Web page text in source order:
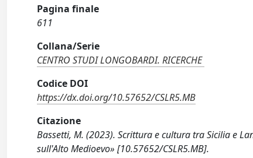
Pagina finale
611
Collana/Serie
CENTRO STUDI LONGOBARDI. RICERCHE
Codice DOI
https://dx.doi.org/10.57652/CSLR5.MB
Citazione
Bassetti, M. (2023). Scrittura e cultura tra Sicilia e
sull'Alto Medioevo» [10.57652/CSLR5.MB].